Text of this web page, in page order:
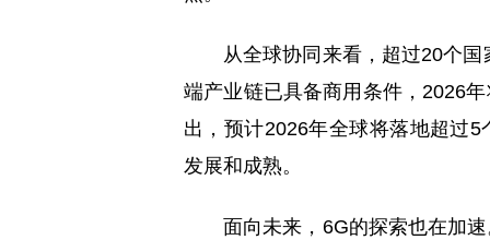
从全球协同来看，超过20个
端产业链已具备商用条件，2026
出，预计2026年全球将落地超过
发展和成熟。
面向未来，6G的探索也在加